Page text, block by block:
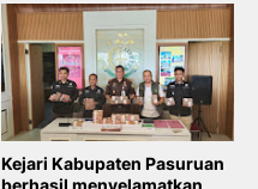
Kejari Kabupaten Pasuruan